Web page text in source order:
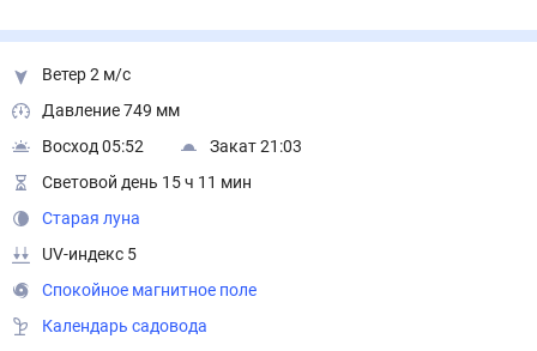
Ветер 2 м/с
Давление 749 мм
Восход 05:52
Закат 21:03
Световой день 15 ч 11 мин
Старая луна
UV-индекс 5
Спокойное магнитное поле
Календарь садовода